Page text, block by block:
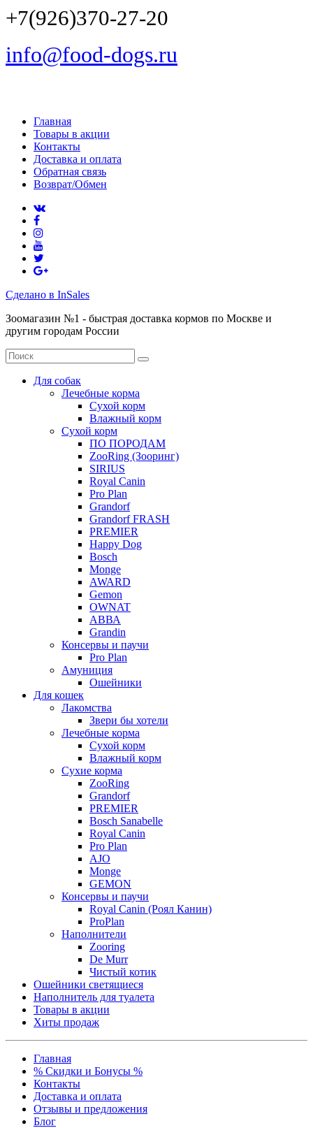
+7(926)370-27-20
info@food-dogs.ru
Главная
Товары в акции
Контакты
Доставка и оплата
Обратная связь
Возврат/Обмен
Сделано в InSales
Зоомагазин №1 - быстрая доставка кормов по Москве и
другим городам России
Для собак
Лечебные корма
Сухой корм
Влажный корм
Сухой корм
ПО ПОРОДАМ
ZooRing (Зооринг)
SIRIUS
Royal Canin
Pro Plan
Grandorf
Grandorf FRASH
PREMIER
Happy Dog
Bosch
Monge
AWARD
Gemon
OWNAT
АВВА
Grandin
Консервы и паучи
Pro Plan
Амуниция
Ошейники
Для кошек
Лакомства
Звери бы хотели
Лечебные корма
Сухой корм
Влажный корм
Сухие корма
ZooRing
Grandorf
PREMIER
Bosch Sanabelle
Royal Canin
Pro Plan
AJO
Monge
GEMON
Консервы и паучи
Royal Canin (Роял Канин)
ProPlan
Наполнители
Zooring
De Murr
Чистый котик
Ошейники светящиеся
Наполнитель для туалета
Товары в акции
Хиты продаж
Главная
% Скидки и Бонусы %
Контакты
Доставка и оплата
Отзывы и предложения
Блог